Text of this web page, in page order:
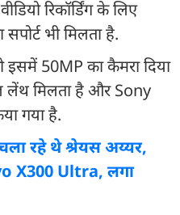
रिकॉर्डिंग के लिए
भी मिलता है.
इसमें 50MP का कैमरा दिया
मिलता है और Sony
गया है.
रहे थे श्रेयस अय्यर,
X300 Ultra, लगा